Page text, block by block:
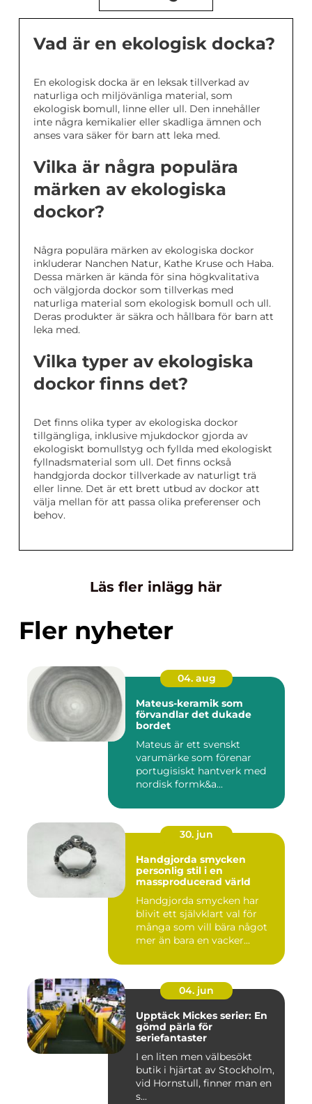
Vad är en ekologisk docka?
En ekologisk docka är en leksak tillverkad av
naturliga och miljövänliga material, som
ekologisk bomull, linne eller ull. Den innehåller
inte några kemikalier eller skadliga ämnen och
anses vara säker för barn att leka med.
Vilka är några populära
märken av ekologiska
dockor?
Några populära märken av ekologiska dockor
inkluderar Nanchen Natur, Kathe Kruse och Haba.
Dessa märken är kända för sina högkvalitativa
och välgjorda dockor som tillverkas med
naturliga material som ekologisk bomull och ull.
Deras produkter är säkra och hållbara för barn att
leka med.
Vilka typer av ekologiska
dockor finns det?
Det finns olika typer av ekologiska dockor
tillgängliga, inklusive mjukdockor gjorda av
ekologiskt bomullstyg och fyllda med ekologiskt
fyllnadsmaterial som ull. Det finns också
handgjorda dockor tillverkade av naturligt trä
eller linne. Det är ett brett utbud av dockor att
välja mellan för att passa olika preferenser och
behov.
Läs fler inlägg här
Fler nyheter
04. aug
Mateus-keramik som
förvandlar det dukade
bordet
Mateus är ett svenskt
varumärke som förenar
portugisiskt hantverk med
nordisk formk&a...
30. jun
Handgjorda smycken
personlig stil i en
massproducerad värld
Handgjorda smycken har
blivit ett självklart val för
många som vill bära något
mer än bara en vacker...
04. jun
Upptäck Mickes serier: En
gömd pärla för
seriefantaster
I en liten men välbesökt
butik i hjärtat av Stockholm,
vid Hornstull, finner man en
s...